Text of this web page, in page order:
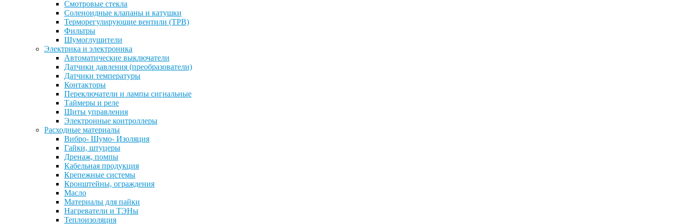
Смотровые стекла
Соленоидные клапаны и катушки
Терморегулирующие вентили (ТРВ)
Фильтры
Шумоглушители
Электрика и электроника
Автоматические выключатели
Датчики давления (преобразователи)
Датчики температуры
Контакторы
Переключатели и лампы сигнальные
Таймеры и реле
Щиты управления
Электронные контроллеры
Расходные материалы
Вибро- Шумо- Изоляция
Гайки, штуцеры
Дренаж, помпы
Кабельная продукция
Крепежные системы
Кронштейны, ограждения
Масло
Материалы для пайки
Нагреватели и ТЭНы
Теплоизоляция